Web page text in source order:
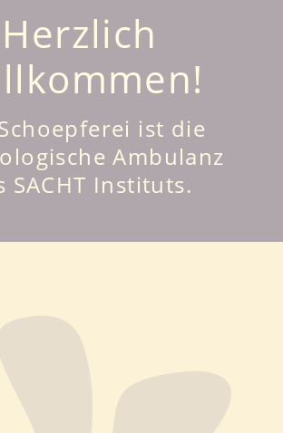
Herzlich
ist die
Ambulanz
SACHT Instituts.